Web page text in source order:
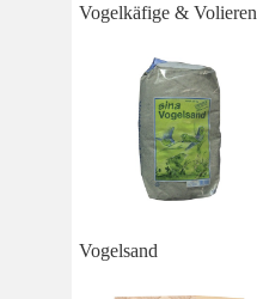
Vogelkäfige & Volieren
Vogelsand